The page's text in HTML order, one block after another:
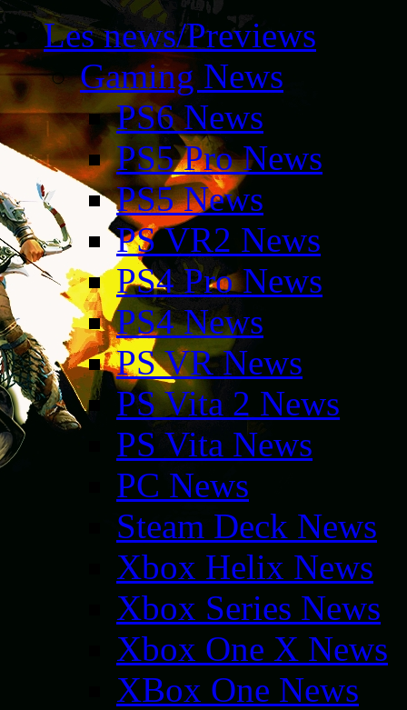
Les news/Previews
Gaming News
PS6 News
PS5 Pro News
PS5 News
PS VR2 News
PS4 Pro News
PS4 News
PS VR News
PS Vita 2 News
PS Vita News
PC News
Steam Deck News
Xbox Helix News
Xbox Series News
Xbox One X News
XBox One News